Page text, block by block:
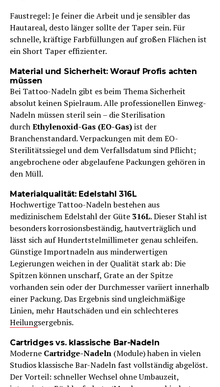
Faustregel: Je feiner die Arbeit und je sensibler das
Hautareal, desto länger sollte der Taper sein. Für
schnelle, kräftige Farbfüllungen auf großen Flächen ist
ein Short Taper effizienter.
Material und Sicherheit: Worauf Profis achten
müssen
Bei Tattoo-Nadeln gibt es beim Thema Sicherheit
absolut keinen Spielraum. Alle professionellen Einweg-
Nadeln müssen steril sein – die Sterilisation
durchEthylenoxid-Gas (EO-Gas)ist der
Branchenstandard. Verpackungen mit dem EO-
Sterilitätssiegel und dem Verfallsdatum sind Pflicht;
angebrochene oder abgelaufene Packungen gehören in
den Müll.
Materialqualität: Edelstahl 316L
Hochwertige Tattoo-Nadeln bestehen aus
medizinischem Edelstahl der Güte 316L. Dieser Stahl ist
besonders korrosionsbeständig, hautverträglich und
lässt sich auf Hundertstelmillimeter genau schleifen.
Günstige Importnadeln aus minderwertigen
Legierungen weichen in der Qualität stark ab: Die
Spitzen können unscharf, Grate an der Spitze
vorhanden sein oder der Durchmesser variiert innerhalb
einer Packung. Das Ergebnis sind ungleichmäßige
Linien, mehr Hautschäden und ein schlechteres
Heilungsergebnis.
Cartridges vs. klassische Bar-Nadeln
Moderne Cartridge-Nadeln (Module) haben in vielen
Studios klassische Bar-Nadeln fast vollständig abgelöst.
Der Vorteil: schneller Wechsel ohne Umbauzeit,